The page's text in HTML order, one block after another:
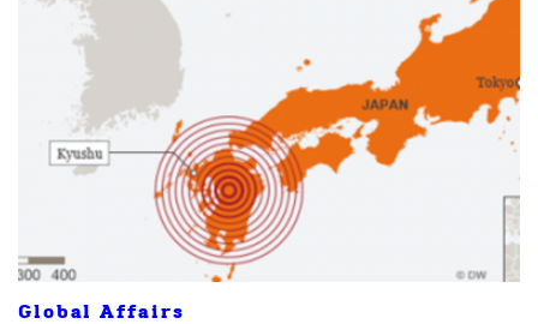
Global Affairs
TWEET